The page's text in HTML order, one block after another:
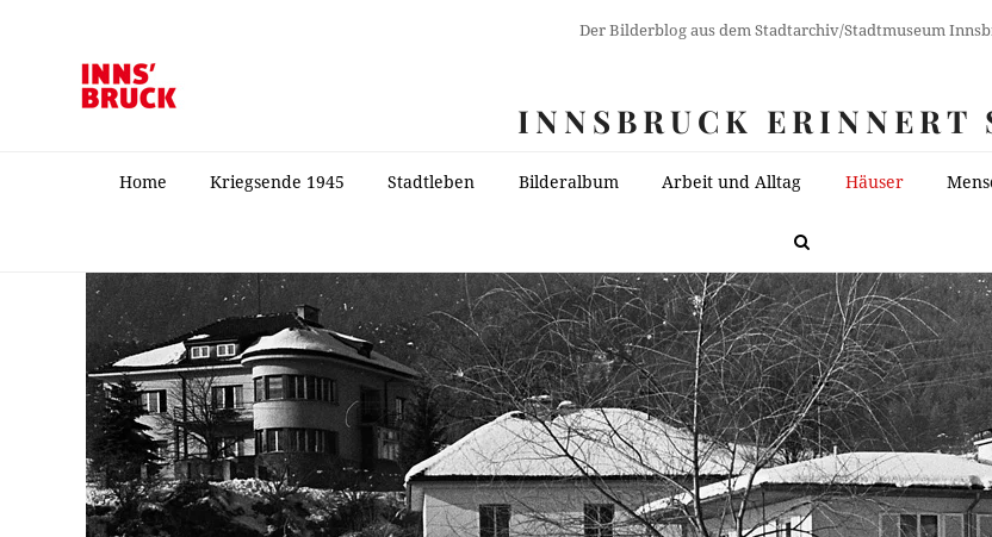
Der Bilderblog aus dem Stadtarchiv/Stadtmuseum
INNSBRUCK ERINNERT
Home Kriegsende 1945 Stadtleben Bilderalbum Arbeit und Alltag Häuser